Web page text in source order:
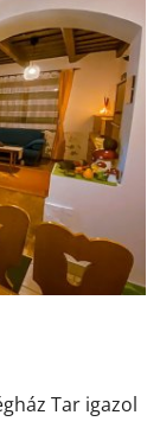
Tar igazol